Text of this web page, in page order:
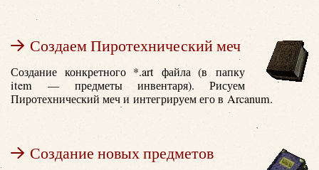
Создаем Пиротехнический меч
Создание конкретного *.art файла (в папку
item — предметы инвентаря). Рисуем
Пиротехнический меч и интегрируем его в Arcanum.
Создание новых предметов